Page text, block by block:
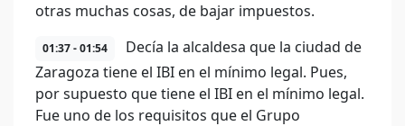
otras muchas cosas, de bajar impuestos.
01:37 - 01:54
Decía la alcaldesa que la ciudad de
Zaragoza tiene el IBI en el mínimo legal. Pues,
por supuesto que tiene el IBI en el mínimo legal.
Fue uno de los requisitos que el Grupo